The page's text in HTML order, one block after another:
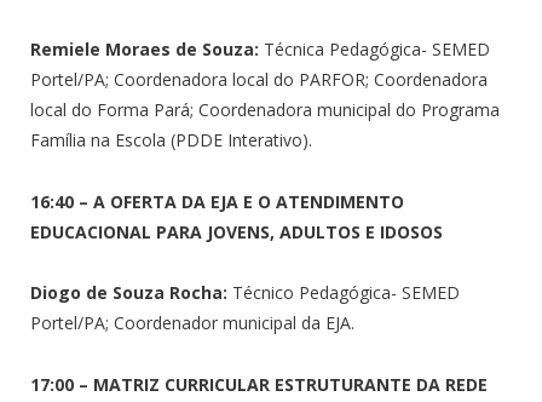
Remiele Moraes de Souza: Técnica Pedagógica- SEMED
Portel/PA; Coordenadora local do PARFOR; Coordenadora
local do Forma Pará; Coordenadora municipal do Programa
Família na Escola (PDDE Interativo).
16:40 – A OFERTA DA EJA E O ATENDIMENTO
EDUCACIONAL PARA JOVENS, ADULTOS E IDOSOS
Diogo de Souza Rocha: Técnico Pedagógica- SEMED
Portel/PA; Coordenador municipal da EJA.
17:00 – MATRIZ CURRICULAR ESTRUTURANTE DA REDE